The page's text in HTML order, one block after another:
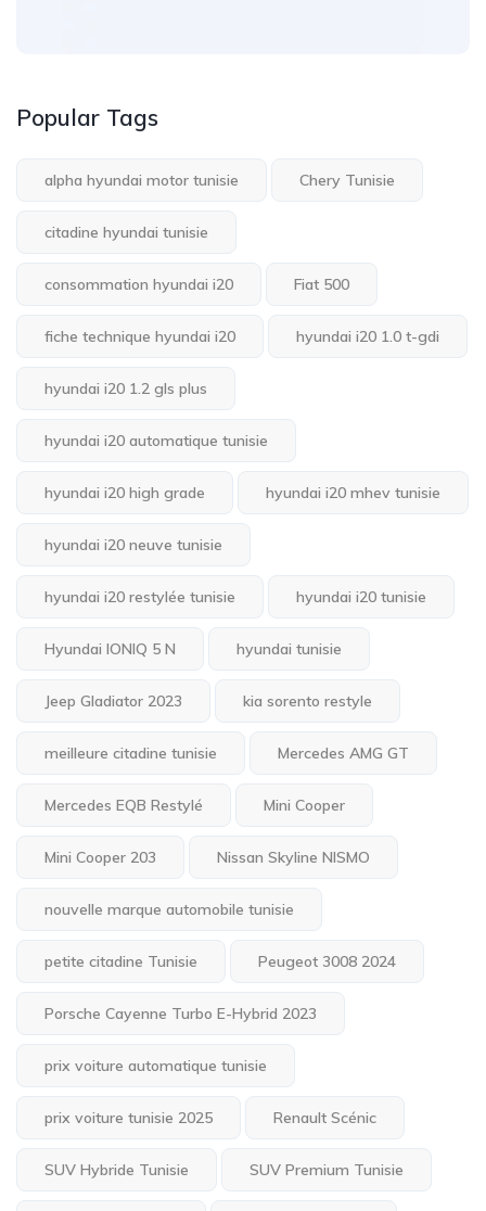
Popular Tags
alpha hyundai motor tunisie Chery Tunisie
citadine hyundai tunisie
consommation hyundai i20 Fiat 500
fiche technique hyundai i20 hyundai i20 1.0 t-gdi
hyundai i20 1.2 gls plus
hyundai i20 automatique tunisie
hyundai i20 high grade hyundai i20 mhev tunisie
hyundai i20 neuve tunisie
hyundai i20 restylée tunisie hyundai i20 tunisie
Hyundai IONIQ 5 N hyundai tunisie
Jeep Gladiator 2023 kia sorento restyle
meilleure citadine tunisie Mercedes AMG GT
Mercedes EQB Restylé Mini Cooper
Mini Cooper 203 Nissan Skyline NISMO
nouvelle marque automobile tunisie
petite citadine Tunisie Peugeot 3008 2024
Porsche Cayenne Turbo E-Hybrid 2023
prix voiture automatique tunisie
prix voiture tunisie 2025 Renault Scénic
SUV Hybride Tunisie SUV Premium Tunisie